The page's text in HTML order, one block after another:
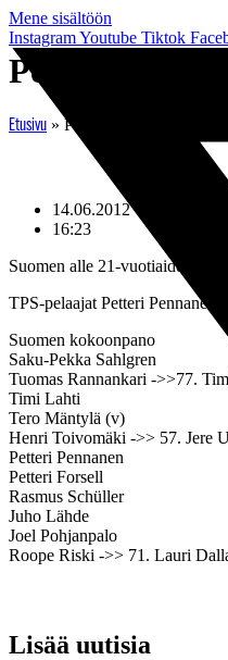
Mene sisältöön
InstagramYoutube Tiktok
Pennaselle ja
Etusivu » Pennaselle ja
14.06.2012
16:23
Suomen alle 21-vuotiaiden
TPS-pelaajat Petteri
Suomen kokoonpano
Saku-Pekka Sahlgren
Tuomas Rannankari ->>77.
Timi Lahti
Tero Mäntylä (v)
Henri Toivomäki ->> 57. Jere
Petteri Pennanen
Petteri Forsell
Rasmus Schüller
Juho Lähde
Joel Pohjanpalo
Roope Riski ->> 71. Lauri
Lisää uutisia